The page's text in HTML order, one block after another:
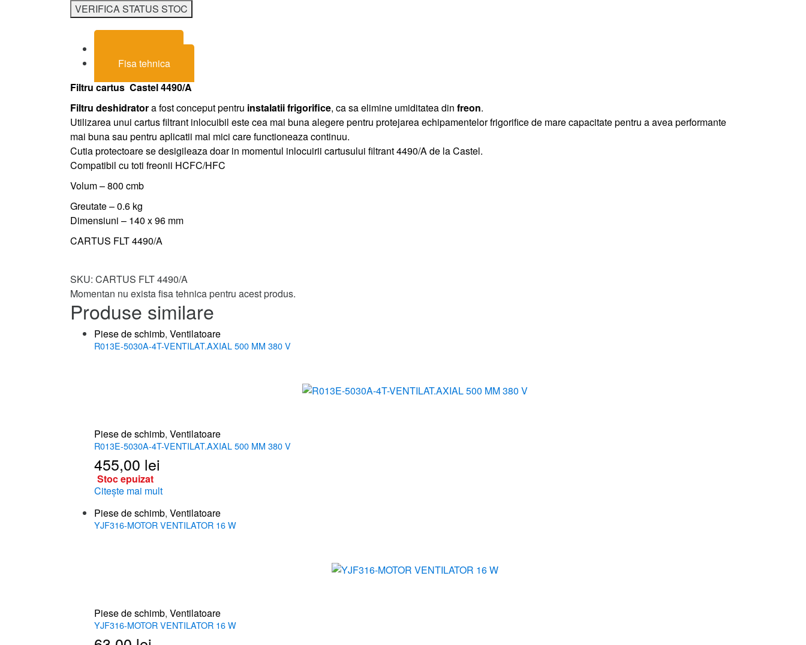
VERIFICA STATUS STOC
Fisa tehnica
Filtru cartus Castel 4490/A
Filtru deshidratora fost conceput pentru instalatii frigorifice, ca sa elimine umiditatea din freon.
Utilizarea unui cartus filtrant inlocuibil este cea mai buna alegere pentru protejarea echipamentelor frigorifice de mare capacitate pentru a avea performante
mai buna sau pentru aplicatii mai mici care functioneaza continuu.
Cutia protectoare se desigileaza doar in momentul inlocuirii cartusului filtrant 4490/A de la Castel.
Compatibil cu toti freonii HCFC/HFC
Volum – 800 cmb
Greutate – 0.6 kg
Dimensiuni – 140 x 96 mm
CARTUS FLT 4490/A
SKU: CARTUS FLT 4490/A
Momentan nu exista fisa tehnica pentru acest produs.
Produse similare
Piese de schimb, Ventilatoare
R013E-5030A-4T-VENTILAT.AXIAL 500 MM 380 V
Piese de schimb, Ventilatoare
R013E-5030A-4T-VENTILAT.AXIAL 500 MM 380 V
455,00 lei
Stoc epuizat
Citește mai mult
Piese de schimb, Ventilatoare
YJF316-MOTOR VENTILATOR 16 W
Piese de schimb, Ventilatoare
YJF316-MOTOR VENTILATOR 16 W